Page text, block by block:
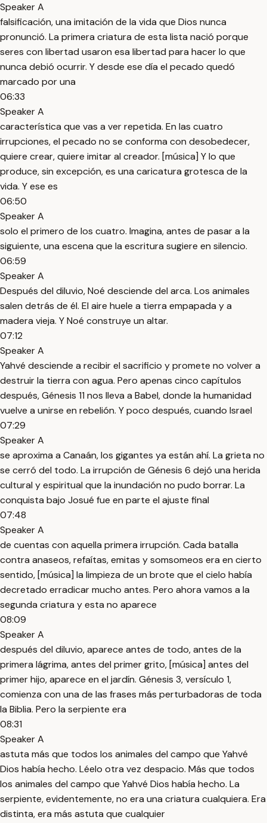
Speaker A
falsificación, una imitación de la vida que Dios nunca
pronunció. La primera criatura de esta lista nació porque
seres con libertad usaron esa libertad para hacer lo que
nunca debió ocurrir. Y desde ese día el pecado quedó
marcado por una
06:33
Speaker A
característica que vas a ver repetida. En las cuatro
irrupciones, el pecado no se conforma con desobedecer,
quiere crear, quiere imitar al creador. [música] Y lo que
produce, sin excepción, es una caricatura grotesca de la
vida. Y ese es
06:50
Speaker A
solo el primero de los cuatro. Imagina, antes de pasar a la
siguiente, una escena que la escritura sugiere en silencio.
06:59
Speaker A
Después del diluvio, Noé desciende del arca. Los animales
salen detrás de él. El aire huele a tierra empapada y a
madera vieja. Y Noé construye un altar.
07:12
Speaker A
Yahvé desciende a recibir el sacrificio y promete no volver a
destruir la tierra con agua. Pero apenas cinco capítulos
después, Génesis 11 nos lleva a Babel, donde la humanidad
vuelve a unirse en rebelión. Y poco después, cuando Israel
07:29
Speaker A
se aproxima a Canaán, los gigantes ya están ahí. La grieta no
se cerró del todo. La irrupción de Génesis 6 dejó una herida
cultural y espiritual que la inundación no pudo borrar. La
conquista bajo Josué fue en parte el ajuste final
07:48
Speaker A
de cuentas con aquella primera irrupción. Cada batalla
contra anaseos, refaítas, emitas y somsomeos era en cierto
sentido, [música] la limpieza de un brote que el cielo había
decretado erradicar mucho antes. Pero ahora vamos a la
segunda criatura y esta no aparece
08:09
Speaker A
después del diluvio, aparece antes de todo, antes de la
primera lágrima, antes del primer grito, [música] antes del
primer hijo, aparece en el jardín. Génesis 3, versículo 1,
comienza con una de las frases más perturbadoras de toda
la Biblia. Pero la serpiente era
08:31
Speaker A
astuta más que todos los animales del campo que Yahvé
Dios había hecho. Léelo otra vez despacio. Más que todos
los animales del campo que Yahvé Dios había hecho. La
serpiente, evidentemente, no era una criatura cualquiera. Era
distinta, era más astuta que cualquier